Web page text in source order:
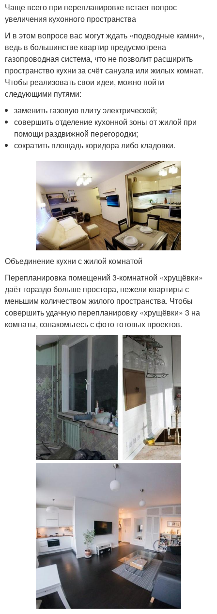
Чаще всего при перепланировке встает вопрос
увеличения кухонного пространства
И в этом вопросе вас могут ждать «подводные камни»,
ведь в большинстве квартир предусмотрена
газопроводная система, что не позволит расширить
пространство кухни за счёт санузла или жилых комнат.
Чтобы реализовать свои идеи, можно пойти
следующими путями:
заменить газовую плиту электрической;
совершить отделение кухонной зоны от жилой при
помощи раздвижной перегородки;
сократить площадь коридора либо кладовки.
Объединение кухни с жилой комнатой
Перепланировка помещений 3-комнатной «хрущёвки»
даёт гораздо больше простора, нежели квартиры с
меньшим количеством жилого пространства. Чтобы
совершить удачную перепланировку «хрущёвки» 3 на
комнаты, ознакомьтесь с фото готовых проектов.